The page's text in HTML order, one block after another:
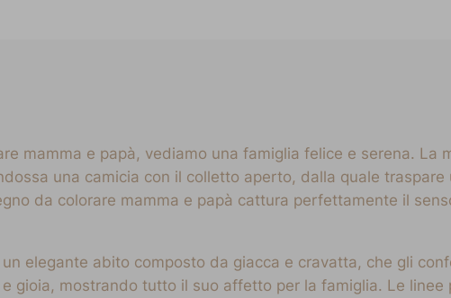
mamma e papà, vediamo una famiglia felice e serena. La
una camicia con il colletto aperto, dalla quale
da colorare mamma e papà cattura perfettamente il
elegante abito composto da giacca e cravatta, che gli
gioia, mostrando tutto il suo affetto per la famiglia. Le